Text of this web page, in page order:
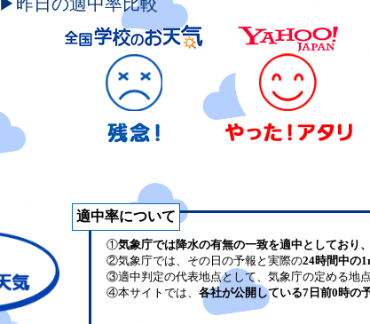
適中率について
①気象庁では降水の有無の一致を適中としており、
②気象庁では、その日の予報と実際の24時間中の
③適中判定の代表地点として、気象庁の定める地
④本サイトでは、 各社が公開している7日前0時の